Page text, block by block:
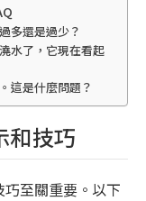
多還是過少？
水了，它現在看起
這是什麼問題？
和技巧
至關重要。以下